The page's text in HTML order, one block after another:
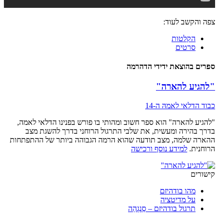
צפה והקשב לעוד:
הקלטות
סרטים
ספרים בהוצאת ידידי הדהרמה
"להגיע להארה"
כבוד הדלאי לאמהּ ה-14
"להגיע להארה" הוא ספר חשוב ומהותי בו פורש בפנינו הדלאי לאמה,
בדרך בהירה ומעשית, את שלבי התרגול הרוחני בדרך להשגת מצב
ההארה שלמה, מצב תודעה שהוא הרמה הגבוהה ביותר של ההתפתחות
הרוחנית. למידע נוסף ורכישה
קישורים
מהו בודהיזם
על מדיטציה
תרגול בודהיזם – סַנְגְהַה